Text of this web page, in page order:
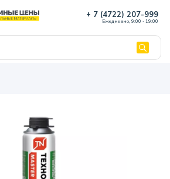
+ 7 (4722) 207-999
Ежедневно, 9:00 - 19:00